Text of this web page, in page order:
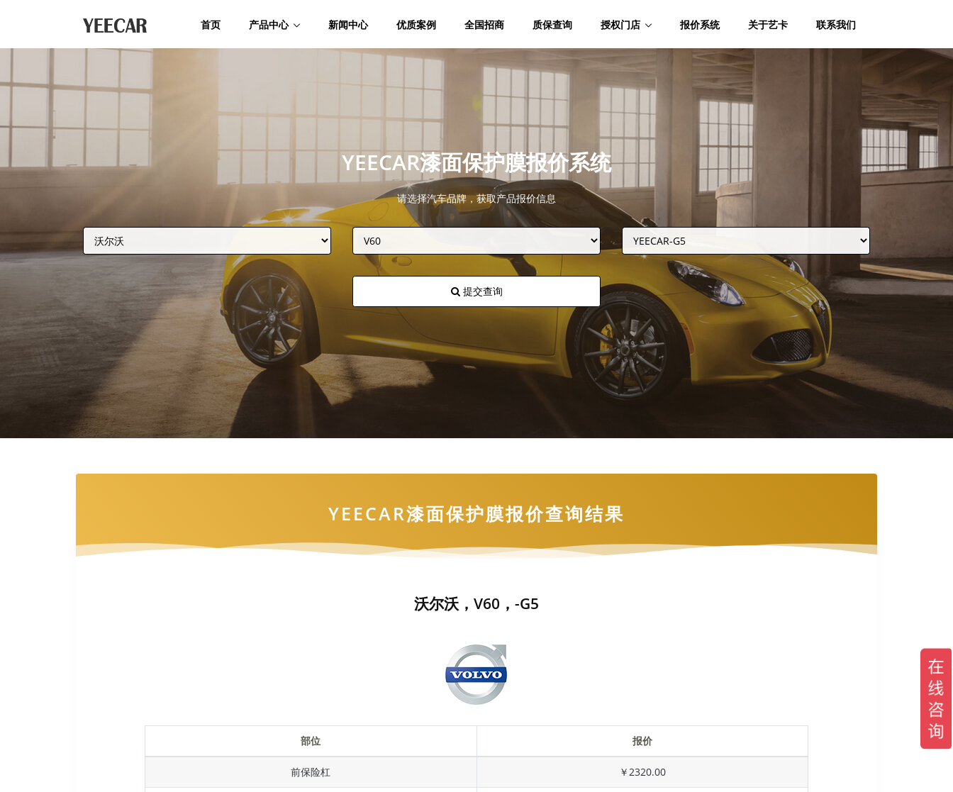
首页 产品中心 新闻中心 优质案例 全国招商 质保查询 授权门店 报价系统 关于艺卡 联系我们
YEECAR漆面保护膜报价系统
请选择汽车品牌，获取产品报价信息
提交查询
YEECAR漆面保护膜报价查询结果
沃尔沃，V60，-G5
部位 报价
前保险杠 ￥2320.00